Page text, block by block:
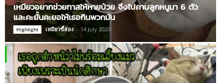
เหมียวอยากช่วยทาสให้หายป่วย จึงไปคาบลูกหนูมา 6 ตัว
และคะยั้นคะยอให้เธอกินพวกมัน
Highlight เหมียวขี้ส่อง - 14 July 2020